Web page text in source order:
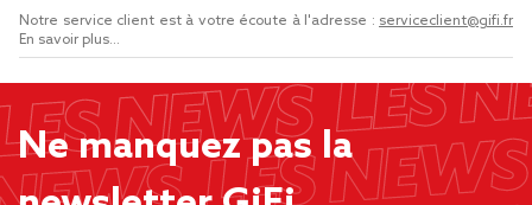
Notre service client est à votre écoute à l'adresse : serviceclient@gifi.fr
En savoir plus...
Ne manquez pas la